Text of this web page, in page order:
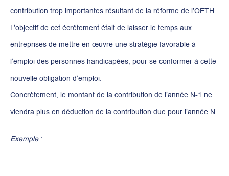
contribution trop importantes résultant de la réforme de l’OETH.
L’objectif de cet écrêtement était de laisser le temps aux
entreprises de mettre en œuvre une stratégie favorable à
l’emploi des personnes handicapées, pour se conformer à cette
nouvelle obligation d’emploi.
Concrètement, le montant de la contribution de l’année N-1 ne
viendra plus en déduction de la contribution due pour l’année N.
Exemple: